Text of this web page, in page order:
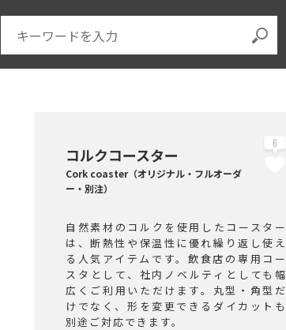
コルクコースター
Cork coaster（オリジナル・フルオーダ
ー・別注）
6
自然素材のコルクを使用したコースター
は、断熱性や保温性に優れ繰り返し使え
る人気アイテムです。飲食店の専用コー
スタとして、社内ノベルティとしても幅
広くご利用いただけます。丸型・角型だ
けでなく、形を変更できるダイカットも
別途ご対応できます。